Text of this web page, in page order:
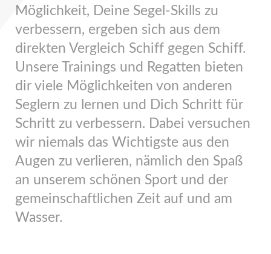
Möglichkeit, Deine Segel-Skills zu
verbessern, ergeben sich aus dem
direkten Vergleich Schiff gegen Schiff.
Unsere Trainings und Regatten bieten
dir viele Möglichkeiten von anderen
Seglern zu lernen und Dich Schritt für
Schritt zu verbessern. Dabei versuchen
wir niemals das Wichtigste aus den
Augen zu verlieren, nämlich den Spaß
an unserem schönen Sport und der
gemeinschaftlichen Zeit auf und am
Wasser.